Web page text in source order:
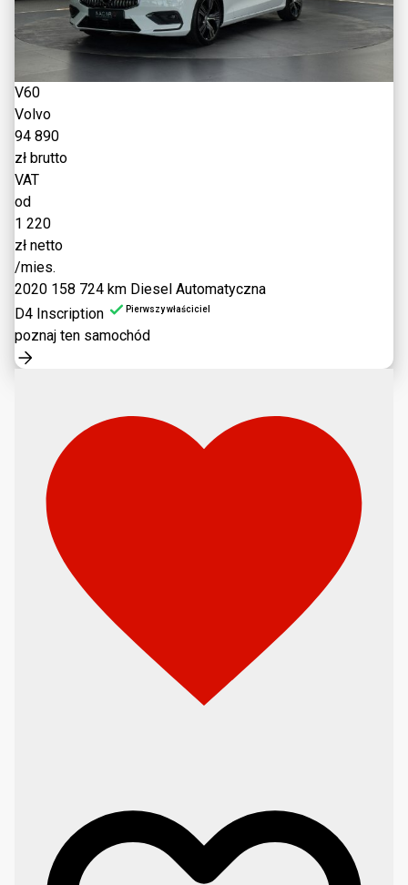
V60
Volvo
94 890
zł brutto
VAT
od
1 220
zł netto
/mies.
2020 158 724 km Diesel Automatyczna
D4 Inscription
Pierwszy właściciel
poznaj ten samochód